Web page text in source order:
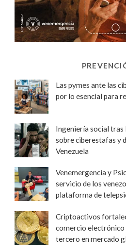
Las pymes ante las
por lo esencial para
Ingeniería social tras
sobre ciberestafas y
Venezuela
Venemergencia y
servicio de los
plataforma de
Criptoactivos
comercio electrónico
tercero en mercado